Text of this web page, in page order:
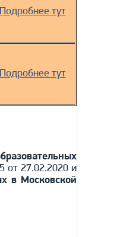
Подробнее тут
Подробнее тут
от 27.02.2020 и
в Московской